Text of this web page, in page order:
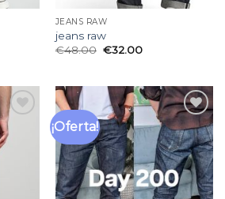
JEANS RAW
jeans raw
€48.00 €32.00
Añadir
a la
¡Oferta!
Añadir
a la
lista
de
deseos